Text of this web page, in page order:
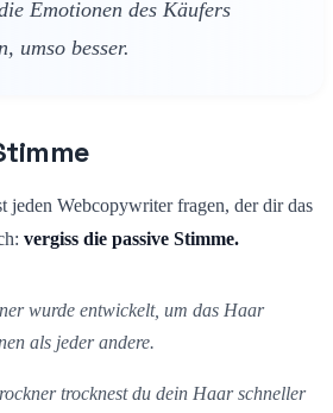
Emotionen des Käufers
umso besser.
jeden Webcopywriter fragen, der dir das
vergiss die passive Stimme.
wurde entwickelt, um das Haar
als jeder andere.
trocknest du dein Haar schneller